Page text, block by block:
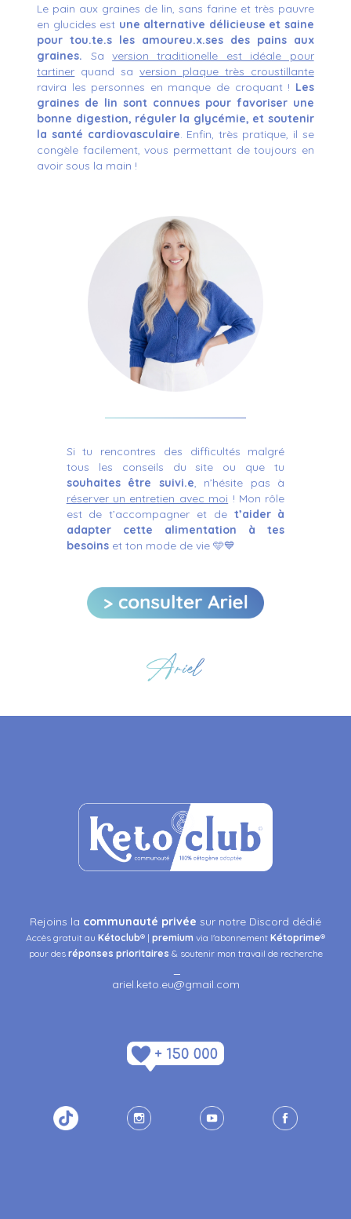
Le pain aux graines de lin, sans farine et très pauvre
en glucides est une alternative délicieuse et saine
pour tou.te.s les amoureu.x.ses des pains aux
graines. Saversion traditionelle est idéale pour
tartiner quand sa version plaque très croustillante
ravira les personnes en manque de croquant ! Les
graines de lin sont connues pour favoriser une
bonne digestion, réguler la glycémie, et soutenir
la santé cardiovasculaire. Enfin, très pratique, il se
congèle facilement, vous permettant de toujours en
avoir sous la main !
Si tu rencontres des difficultés malgré
tous les conseils du site ou que tu
souhaites être suivi.e, n’hésite pas à
réserver un entretien avec moi ! Mon rôle
est de t’accompagner et de t’aider à
adapter cette alimentation à tes
besoins et ton mode de vie 🩵💙
Rejoins la communauté privée sur notre Discord dédié
Accès gratuit au Kétoclub® | premium via l'abonnement Kétoprime®
pour des réponses prioritaires & soutenir mon travail de recherche
ariel.keto.eu@gmail.com